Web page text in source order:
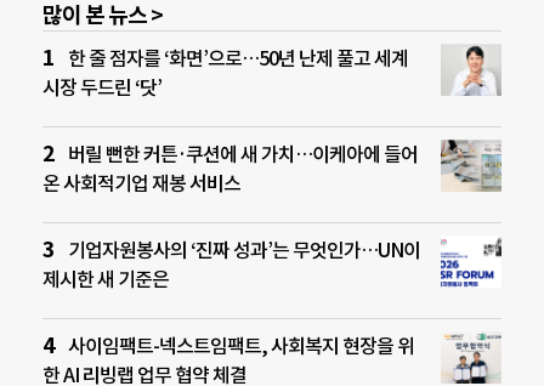
많이 본 뉴스 >
한 줄 점자를 ‘화면’으로…50년 난제 풀고 세계
시장 두드린 ‘닷’
버릴 뻔한 커튼·쿠션에 새 가치…이케아에 들어
온 사회적기업 재봉 서비스
기업자원봉사의 ‘진짜 성과’는 무엇인가…UN이
제시한 새 기준은
사이임팩트-넥스트임팩트, 사회복지 현장을 위
한 AI 리빙랩 업무 협약 체결